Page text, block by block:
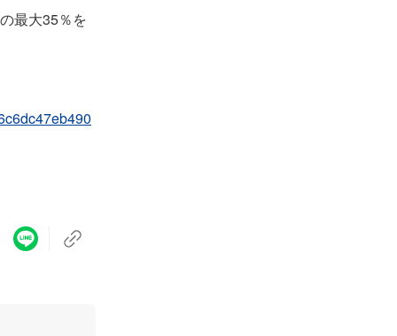
最大35％を